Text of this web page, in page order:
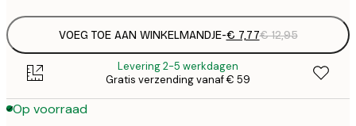
VOEG TOE AAN WINKELMANDJE-€ 7,77€ 12,95
Levering 2-5 werkdagen
Gratis verzending vanaf € 59
Op voorraad